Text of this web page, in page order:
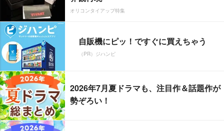
オリコンタイアップ特集
自販機にピッ！ですぐに買えちゃう
（PR）ジハンピ
2026年7月夏ドラマも、注目作＆話題作が
勢ぞろい！